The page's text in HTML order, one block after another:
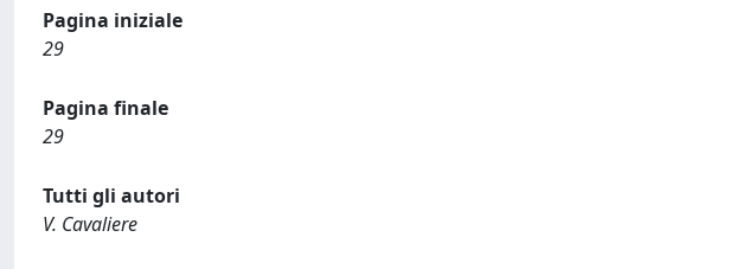
Pagina iniziale
29
Pagina finale
29
Tutti gli autori
V. Cavaliere